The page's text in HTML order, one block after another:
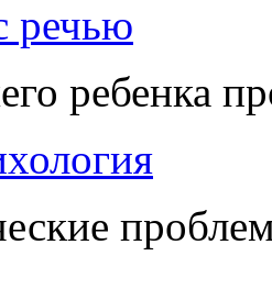
речью
ребенка